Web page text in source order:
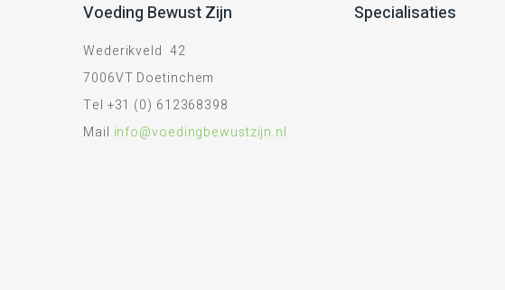
Voeding Bewust Zijn
Wederikveld 42
7006VT Doetinchem
Tel +31 (0) 612368398
Mail info@voedingbewustzijn.nl
Specialisaties